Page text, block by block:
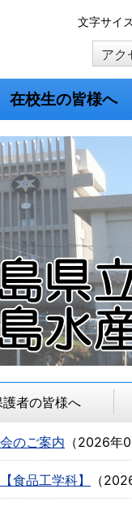
本
動
文字サイ
アク
在校生の皆様へ
護者の皆様へ
のご案内 （2026年
食品工学科】 （